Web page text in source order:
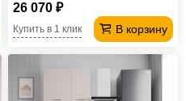
26 070 ₽
В корзину
Купить в 1 клик